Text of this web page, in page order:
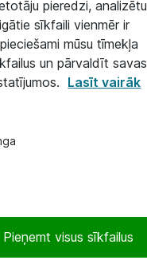
pieredzi, analizētu
sīkfaili vienmēr ir
mūsu tīmekļa
un pārvaldīt savas
Lasīt vairāk
Pieņemt visus sīkfailus